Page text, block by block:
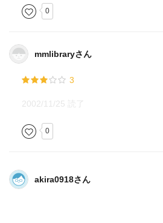
0
mmlibraryさん
3
2002/11/25 読了
0
akira0918さん